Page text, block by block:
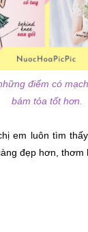
điểm có
bám tỏa tốt hơn.
em luôn tìm
đẹp hơn, thơm